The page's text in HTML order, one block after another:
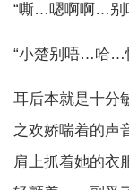
“嘶…嗯啊啊…别
“小楚别唔…哈…
耳后本就是十分
之欢娇喘着的声
肩上抓着她的衣